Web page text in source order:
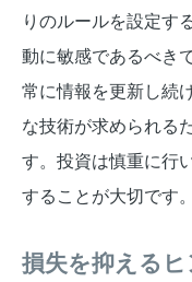
りのルールを設定す
動に敏感であるべき
常に情報を更新し続
な技術が求められる
す。投資は慎重に行
することが大切です。
損失を抑える